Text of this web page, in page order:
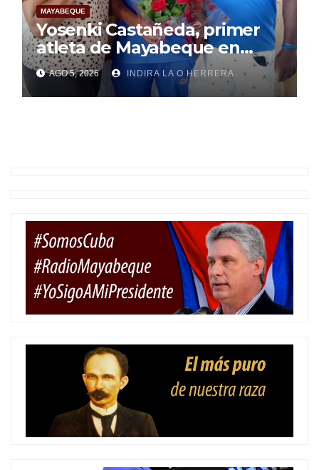
MAYABEQUE
Yosenki Castañeda, primer
atleta de Mayabeque en
subir al podio
centroamericano
AGO 5, 2026 INDIRA LA O HERRERA